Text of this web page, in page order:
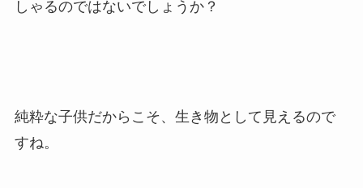
しゃるのではないでしょうか？
純粋な子供だからこそ、生き物として見えるので
すね。